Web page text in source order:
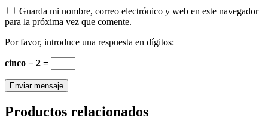
Guarda mi nombre, correo electrónico y web en este navegador
para la próxima vez que comente.
Por favor, introduce una respuesta en dígitos:
cinco − 2 =
Productos relacionados